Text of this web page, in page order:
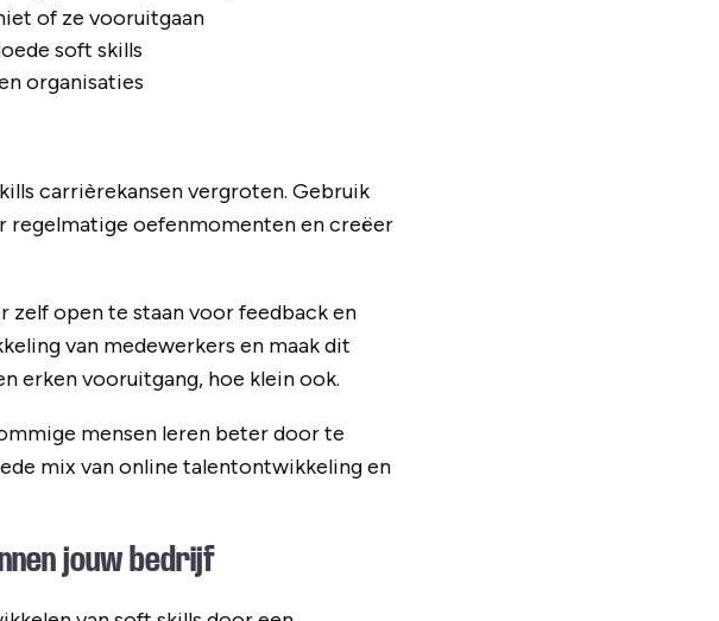
of ze vooruitgaan
soft skills
organisaties
carrièrekansen vergroten. Gebruik
oefenmomenten en creëer
zelf open te staan voor feedback en
van medewerkers en maak dit
erken vooruitgang, hoe klein ook.
mensen leren beter door te
mix van online talentontwikkeling en
jouw bedrijf